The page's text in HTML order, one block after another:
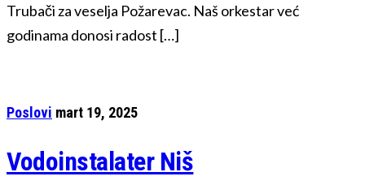
Trubači za veselja Požarevac. Naš orkestar već
godinama donosi radost […]
Poslovi mart 19, 2025
Vodoinstalater Niš